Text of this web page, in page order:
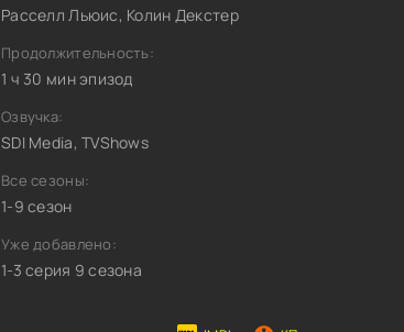
Расселл Льюис, Колин Декстер
Продолжительность:
1 ч 30 мин эпизод
Озвучка:
SDI Media, TVShows
Все сезоны:
1-9 сезон
Уже добавлено:
1-3 серия 9 сезона